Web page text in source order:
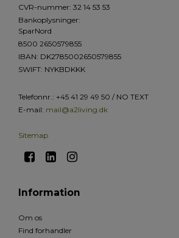
CVR-nummer: 32 14 53 53
Bankoplysninger:
SparNord
8500 2650579855
IBAN: DK2785002650579855
SWIFT: NYKBDKKK
Telefonnr.: +45 41 29 49 50 / NO TEXT
E-mail: mail@a2living.dk
Sitemap
Information
Om os
Find forhandler